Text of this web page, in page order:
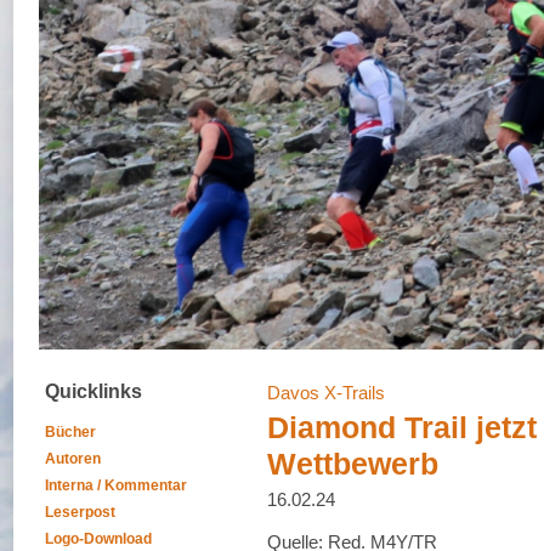
Quicklinks
Bücher
Autoren
Interna / Kommentar
Leserpost
Logo-Download
Davos X-Trails
Diamond Trail
Wettbewerb
16.02.24
Quelle: Red. M4Y/TR